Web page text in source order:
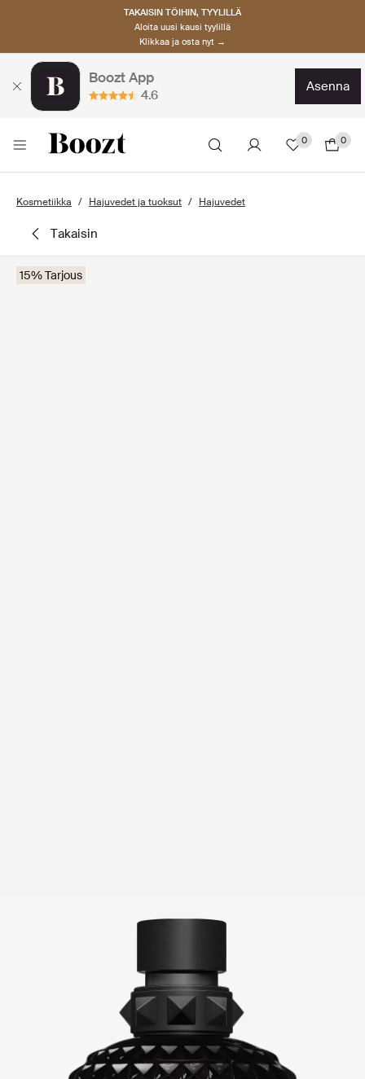
TAKAISIN TÖIHIN, TYYLILLÄ
Aloita uusi kausi tyylillä
Klikkaa ja osta nyt →
Boozt App
4.6
asenna
0 0
Kosmetiikka Hajuvedet ja tuoksut Hajuvedet
takaisin
15% Tarjous